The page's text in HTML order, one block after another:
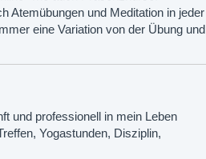
Atemübungen und Meditation in jeder
eine Variation von der Übung und
und professionell in mein Leben
Yogastunden, Disziplin,